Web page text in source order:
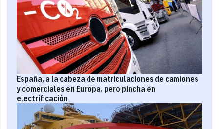
España, a la cabeza de matriculaciones de camiones
y comerciales en Europa, pero pincha en
electrificación